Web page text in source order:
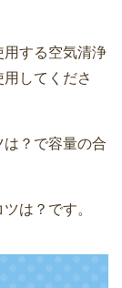
用する空気清浄
してくださ
？で容量の合
は？です。